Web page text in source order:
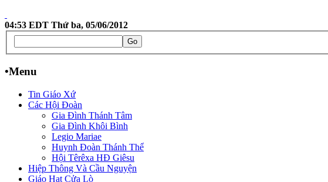
04:53 EDT Thứ ba, 05/06/2012
•Menu
Tin Giáo Xứ
Các Hội Đoàn
Gia Đình Thánh Tâm
Gia Đình Khôi Bình
Legio Mariae
Huynh Đoàn Thánh Thể
Hội Têrêxa HĐ Giêsu
Hiệp Thông Và Cầu Nguyện
Giáo Hạt Cửa Lò